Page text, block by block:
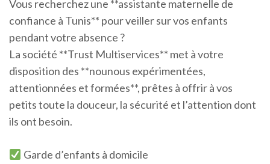
Vous recherchez une **assistante maternelle de
confiance à Tunis** pour veiller sur vos enfants
pendant votre absence ?
La société **Trust Multiservices** met à votre
disposition des **nounous expérimentées,
attentionnées et formées**, prêtes à offrir à vos
petits toute la douceur, la sécurité et l’attention dont
ils ont besoin.
Garde d’enfants à domicile